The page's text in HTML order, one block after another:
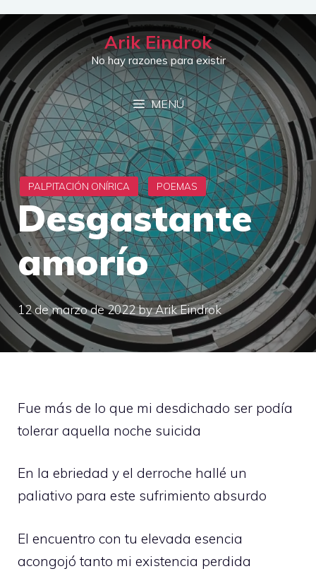
Saltar
contenido
Arik Eindrok
No hay razones para existir
MENÚ
Desgastante
amorío
12 de marzo de 2022byArik Eindrok
Fue más de lo que mi desdichado ser podía
tolerar aquella noche suicida
En la ebriedad y el derroche hallé un
paliativo para este sufrimiento absurdo
El encuentro con tu elevada esencia
acongojó tanto mi existencia perdida